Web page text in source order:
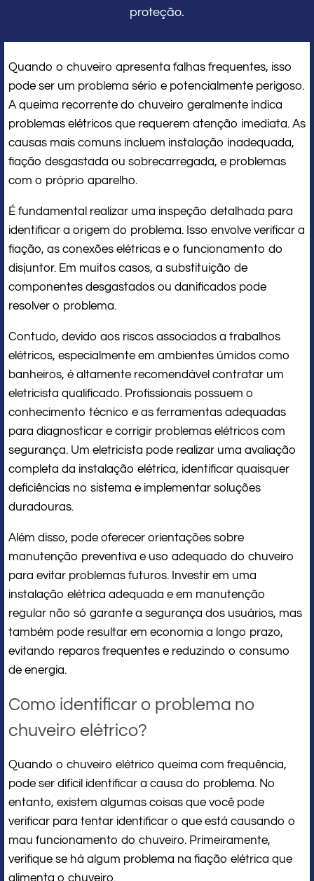
proteção.
Quando o chuveiro apresenta falhas frequentes, isso
pode ser um problema sério e potencialmente perigoso.
A queima recorrente do chuveiro geralmente indica
problemas elétricos que requerem atenção imediata. As
causas mais comuns incluem instalação inadequada,
fiação desgastada ou sobrecarregada, e problemas
com o próprio aparelho.
É fundamental realizar uma inspeção detalhada para
identificar a origem do problema. Isso envolve verificar a
fiação, as conexões elétricas e o funcionamento do
disjuntor. Em muitos casos, a substituição de
componentes desgastados ou danificados pode
resolver o problema.
Contudo, devido aos riscos associados a trabalhos
elétricos, especialmente em ambientes úmidos como
banheiros, é altamente recomendável contratar um
eletricista qualificado. Profissionais possuem o
conhecimento técnico e as ferramentas adequadas
para diagnosticar e corrigir problemas elétricos com
segurança. Um eletricista pode realizar uma avaliação
completa da instalação elétrica, identificar quaisquer
deficiências no sistema e implementar soluções
duradouras.
Além disso, pode oferecer orientações sobre
manutenção preventiva e uso adequado do chuveiro
para evitar problemas futuros. Investir em uma
instalação elétrica adequada e em manutenção
regular não só garante a segurança dos usuários, mas
também pode resultar em economia a longo prazo,
evitando reparos frequentes e reduzindo o consumo
de energia.
Como identificar o problema no
chuveiro elétrico?
Quando o chuveiro elétrico queima com frequência,
pode ser difícil identificar a causa do problema. No
entanto, existem algumas coisas que você pode
verificar para tentar identificar o que está causando o
mau funcionamento do chuveiro. Primeiramente,
verifique se há algum problema na fiação elétrica que
alimenta o chuveiro.